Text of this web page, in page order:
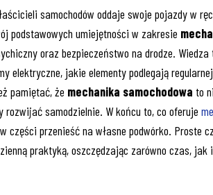
samochodów oddaje swoje pojazdy w
podstawowych umiejętności w zakresie
oraz bezpieczeństwo na drodze.
elektryczne, jakie elementy podlegają
pamiętać, że mechanika samochodowa to
samodzielnie. W końcu to, co oferuje
części przenieść na własne podwórko. Proste
praktyką, oszczędzając zarówno czas, jak